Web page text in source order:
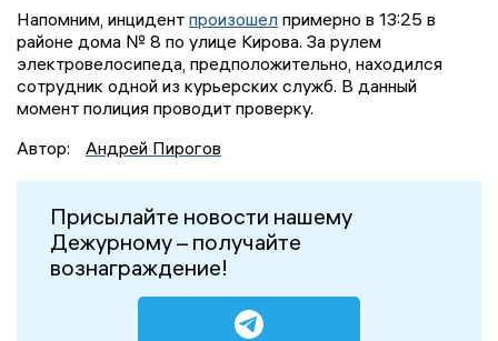
Напомним, инцидент произошел примерно в 13:25 в
районе дома № 8 по улице Кирова. За рулем
электровелосипеда, предположительно, находился
сотрудник одной из курьерских служб. В данный
момент полиция проводит проверку.
Автор:
Андрей Пирогов
Присылайте новости нашему
Дежурному – получайте
вознаграждение!